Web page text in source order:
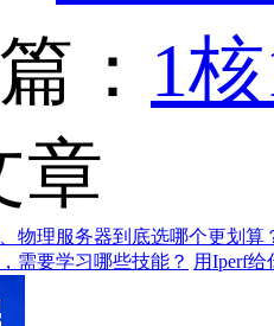
： 1
章
物理服务器到底选哪个更划算
需要学习哪些技能？ 用Iperf